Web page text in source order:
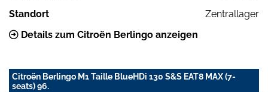
Standort
Zentrallager
Details zum Citroën Berlingo anzeigen
Citroën Berlingo M1 Taille BlueHDi 130 S&S EAT8 MAX (7-
seats) 96.